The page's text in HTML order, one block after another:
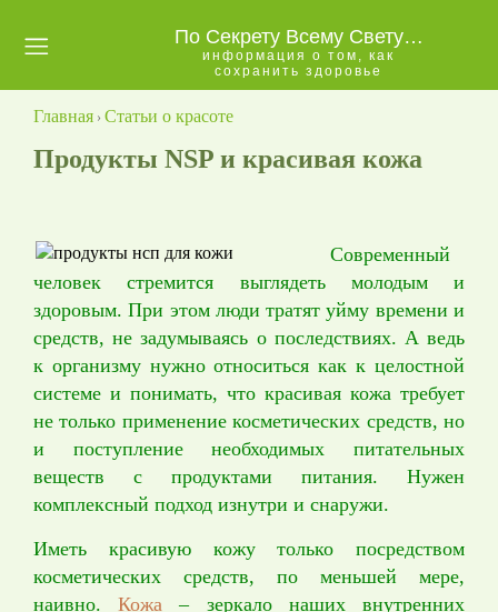
Главная
Как
стать
партнером
Обо
мне
Контакты
Бизнес
в
NSP
Политика
конфиденциальности
По Секрету Всему Свету…
информация о том, как
сохранить здоровье
Главная › Статьи о красоте
Продукты NSP и красивая кожа
Современный
человек стремится выглядеть молодым и
здоровым. При этом люди тратят уйму времени и
средств, не задумываясь о последствиях. А ведь
к организму нужно относиться как к целостной
системе и понимать, что красивая кожа требует
не только применение косметических средств, но
и поступление необходимых питательных
веществ с продуктами питания. Нужен
комплексный подход изнутри и снаружи.
Иметь красивую кожу только посредством
косметических средств, по меньшей мере,
наивно.Кожа – зеркало наших внутренних